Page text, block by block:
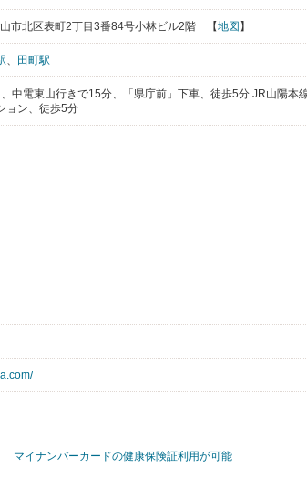
市北区表町2丁目3番84号小林ビル2階 【地図 】
、 田町駅
中電東山行きで15分、「県庁前」下車、徒歩5分 JR山陽本
ョン、徒歩5分
マイナンバーカードの健康保険証利用が可能